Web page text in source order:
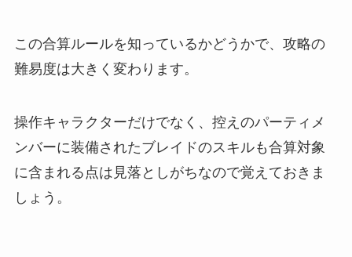
この合算ルールを知っているかどうかで、攻略の
難易度は大きく変わります。
操作キャラクターだけでなく、控えのパーティメ
ンバーに装備されたブレイドのスキルも合算対象
に含まれる点は見落としがちなので覚えておきま
しょう。